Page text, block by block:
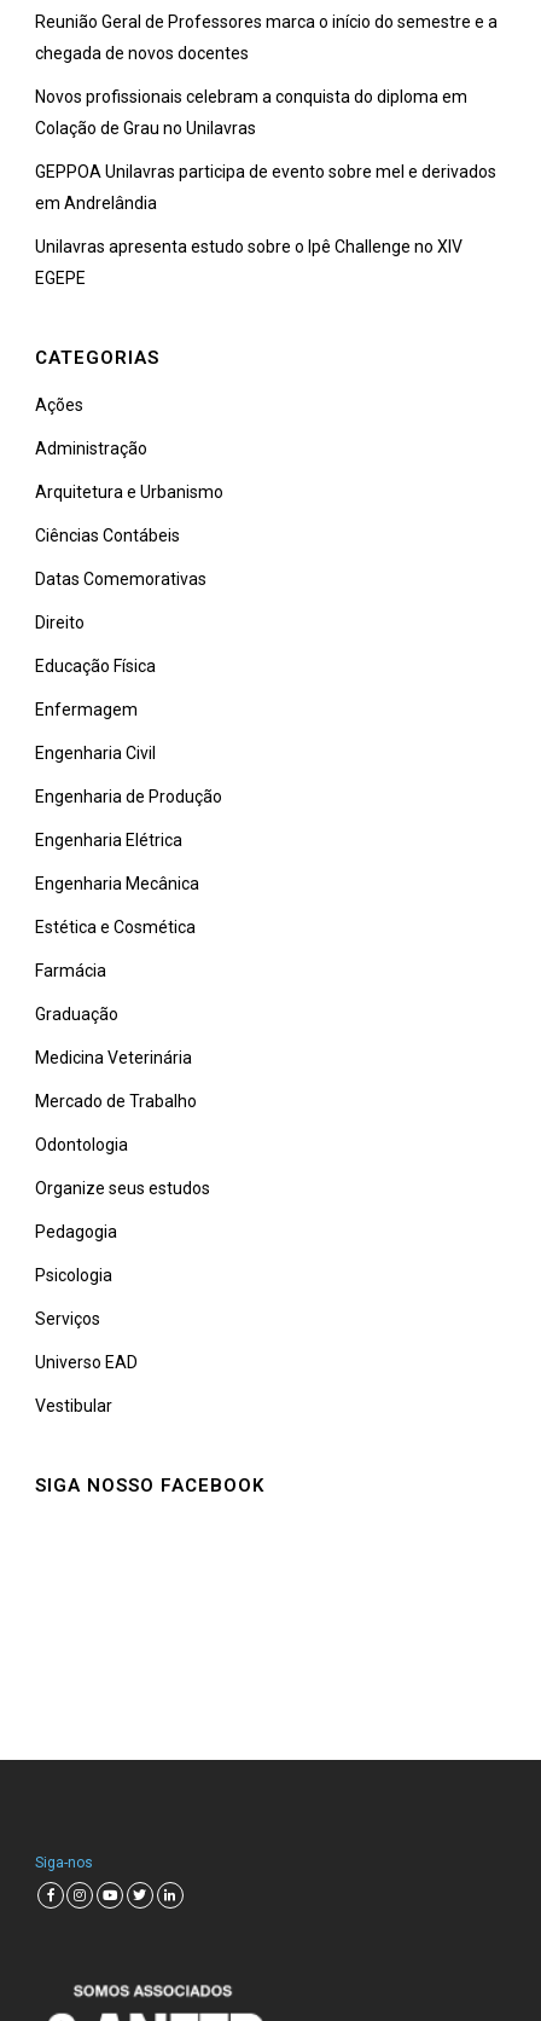
Reunião Geral de Professores marca o início do semestre e a
chegada de novos docentes
Novos profissionais celebram a conquista do diploma em
Colação de Grau no Unilavras
GEPPOA Unilavras participa de evento sobre mel e derivados
em Andrelândia
Unilavras apresenta estudo sobre o Ipê Challenge no XIV
EGEPE
CATEGORIAS
Ações
Administração
Arquitetura e Urbanismo
Ciências Contábeis
Datas Comemorativas
Direito
Educação Física
Enfermagem
Engenharia Civil
Engenharia de Produção
Engenharia Elétrica
Engenharia Mecânica
Estética e Cosmética
Farmácia
Graduação
Medicina Veterinária
Mercado de Trabalho
Odontologia
Organize seus estudos
Pedagogia
Psicologia
Serviços
Universo EAD
Vestibular
SIGA NOSSO FACEBOOK
Siga-nos